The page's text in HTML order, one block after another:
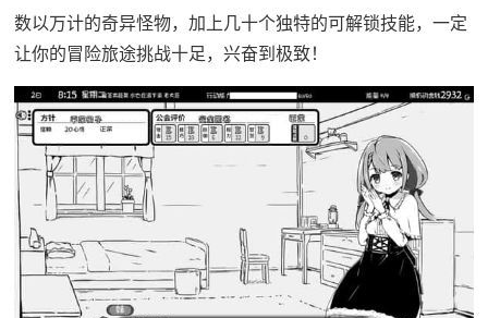
数以万计的奇异怪物，加上几十个独特的可解锁技能，一定
让你的冒险旅途挑战十足，兴奋到极致！